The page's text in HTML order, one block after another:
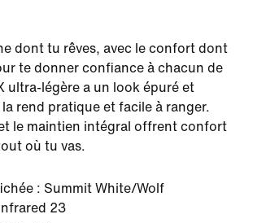
dont tu rêves, avec le confort dont
te donner confiance à chacun de
ultra-légère a un look épuré et
rend pratique et facile à ranger.
le maintien intégral offrent confort
où tu vas.
: Summit White/Wolf
23